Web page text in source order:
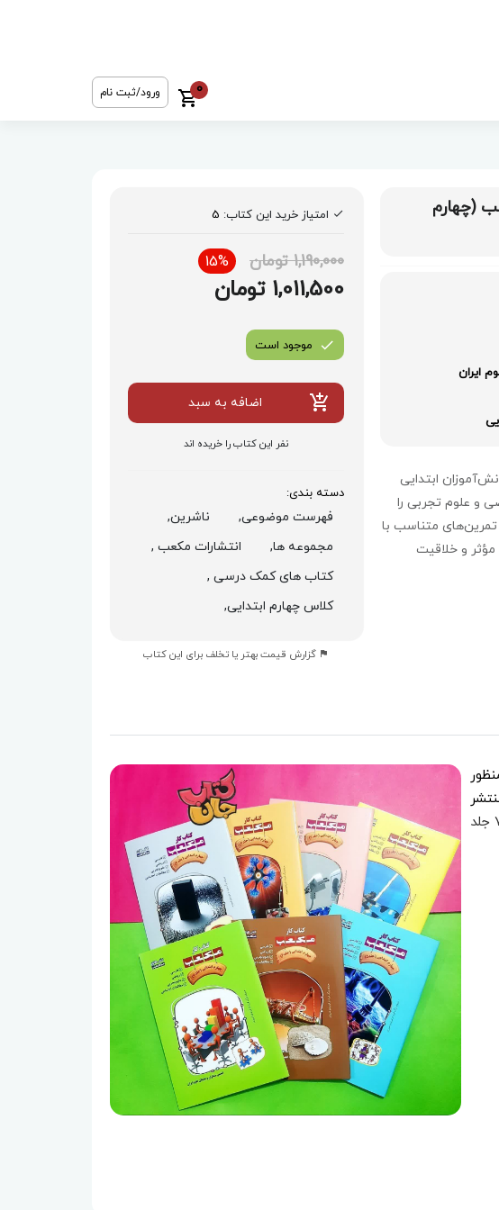
0 ورود/ثبت نام
(چهارم
ایران
ابتدایی
و علوم تجربی را
متناسب با
و خلاقیت
امتیاز خرید این کتاب: 5
1,190,000 تومان 15%
1,011,500 تومان
موجود است
اضافه به سبد
نفر این کتاب را خریده اند
دسته بندی:
فهرست موضوعی,
ناشرین,
مجموعه ها,
انتشارات مکعب ,
کتاب های کمک درسی ,
کلاس چهارم ابتدایی,
گزارش قیمت بهتر یا تخلف برای این کتاب
شده است.هر جلد این کتاب شامل کتاب های فارسی، ریاضی و علوم تجربی می باشد.این مجموعه شامل 7 جلد